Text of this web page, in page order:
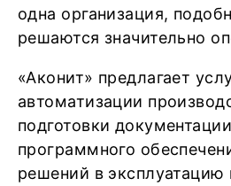
одна организация,
решаются значительно
«Аконит» предлагает
автоматизации
подготовки
программного
решений в эксплуатацию